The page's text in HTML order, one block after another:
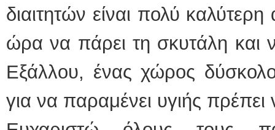
διαιτητών είναι πολύ
ώρα να πάρει τη σκυτάλη και
Εξάλλου, ένας χώρος
για να παραμένει υγιής